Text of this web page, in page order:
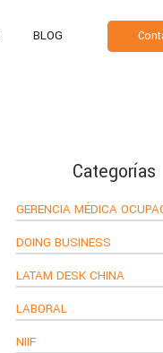
BLOG
Categorías
GERENCIA MÉDICA
DOING BUSINESS
LATAM DESK CHINA
LABORAL
NIIF